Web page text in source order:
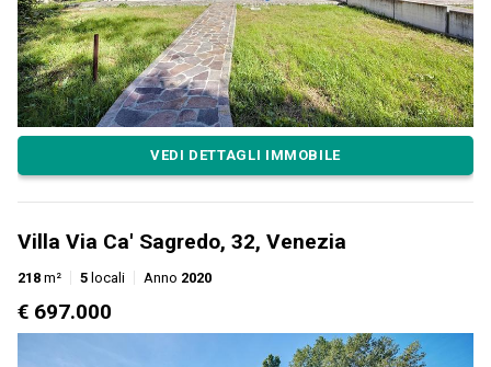
VEDI DETTAGLI IMMOBILE
Villa Via Ca' Sagredo, 32, Venezia
218 m² 5 locali Anno 2020
€ 697.000